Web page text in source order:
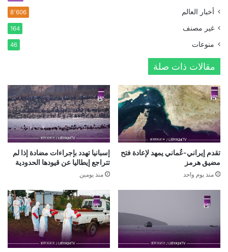
أخبار العالم 8٬606
غير مصنف 164
منوعات 46
مقالات ذات صلة
تقدم إيراني-عُماني يمهد لإعادة فتح
مضيق هرمز
منذ يوم واحد
إسبانيا تهدد بإجراءات مضادة إذا لم
تتراجع إيطاليا عن قيودها الحدودية
منذ يومين